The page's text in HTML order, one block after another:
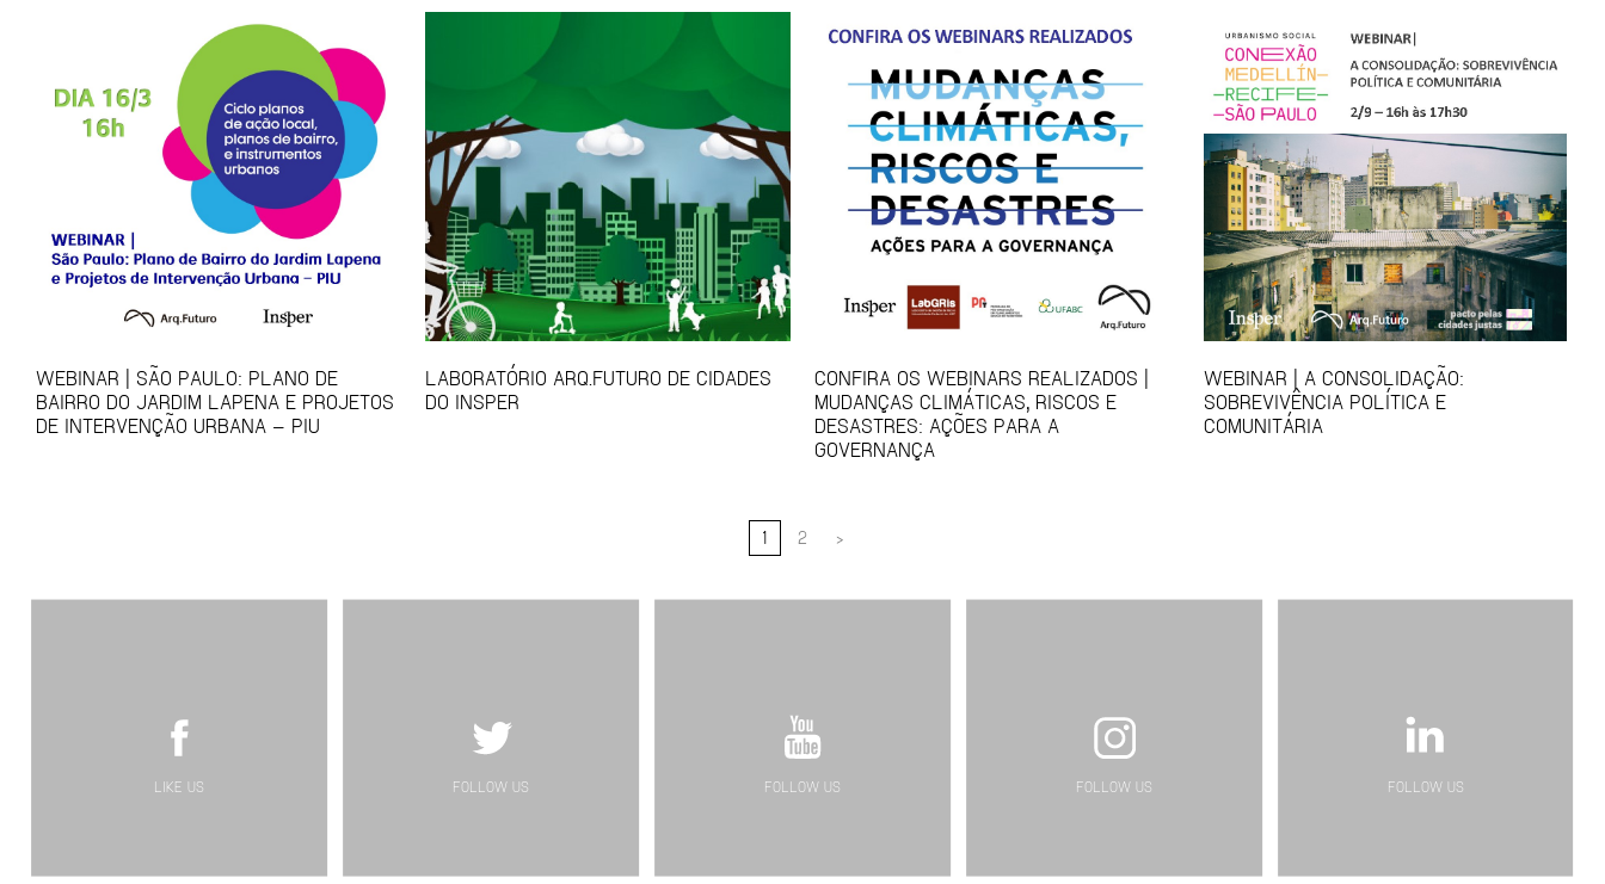
WEBINAR | SÃO PAULO: PLANO DE
BAIRRO DO JARDIM LAPENA E PROJETOS
DE INTERVENÇÃO URBANA – PIU
LABORATÓRIO ARQ.FUTURO DE CIDADES
DO INSPER
CONFIRA OS WEBINARS REALIZADOS |
MUDANÇAS CLIMÁTICAS, RISCOS E
DESASTRES: AÇÕES PARA A
GOVERNANÇA
WEBINAR | A CONSOLIDAÇÃO:
SOBREVIVÊNCIA POLÍTICA E
COMUNITÁRIA
1 2 >
LIKE US FOLLOW US FOLLOW US FOLLOW US FOLLOW US